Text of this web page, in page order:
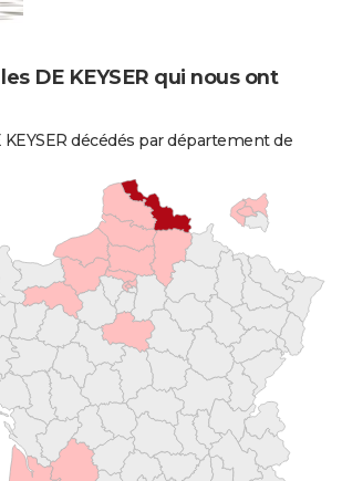
DE KEYSER qui nous ont
décédés par département de